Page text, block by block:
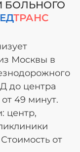
БОЛЬНОГО
ТРАНС
Москвы в
до центра
49 минут.
центр,
от